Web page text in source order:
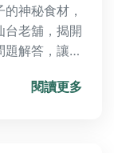
神秘食材，
台老舖，揭開
解答，讓你
閱讀更多